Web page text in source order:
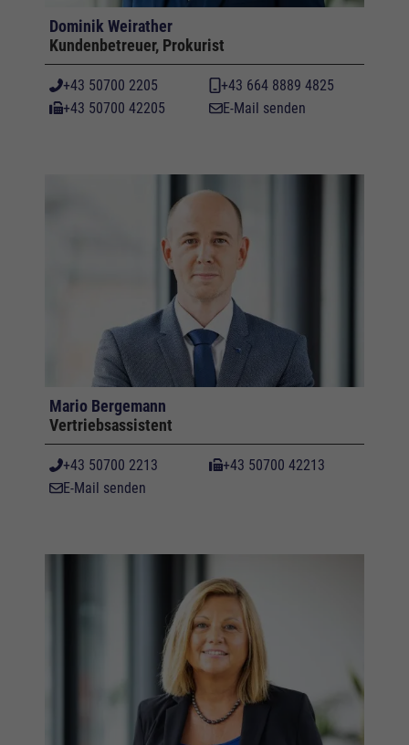
Dominik Weirather
Kundenbetreuer, Prokurist
+43 50700 2205
+43 664 8889 4825
+43 50700 42205
E-Mail senden
Mario Bergemann
Vertriebsassistent
+43 50700 2213
+43 50700 42213
E-Mail senden